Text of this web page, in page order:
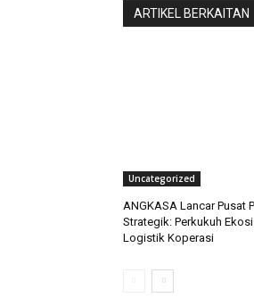
ARTIKEL BERKAITAN
Uncategorized
ANGKASA Lancar Pusat
Strategik: Perkukuh
Logistik Koperasi